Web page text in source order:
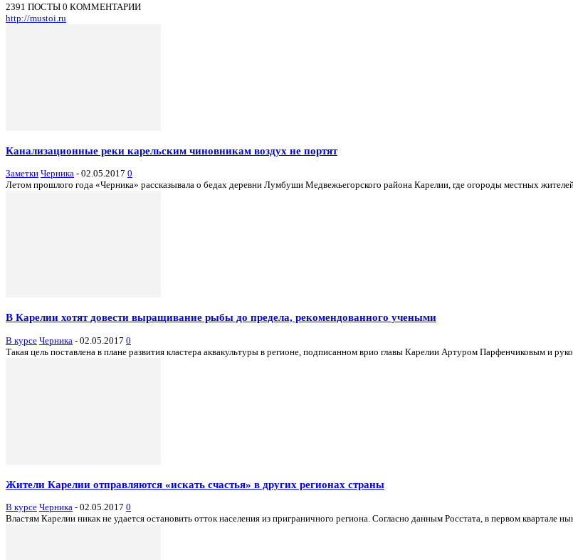
2391 ПОСТЫ 0 КОММЕНТАРИИ
http://mustoi.ru
Канализационные реки карельским чиновникам воздух не портят
Заметки Черника - 02.05.2017 0
Летом прошлого года «Черника» рассказывала о бедах деревни Лумбуши Медвежьегорского района Карелии, где огороды местных
В Карелии хотят довести выращивание рыбы до предела, рекомендованного учеными
В курсе Черника - 02.05.2017 0
Такая цель поставлена в плане развития кластера аквакультуры в регионе, подписанном врио главы Карелии Артуром Парфенчиковым и
Жители Карелии отправляются «искать счастья» в других регионах страны
В курсе Черника - 02.05.2017 0
Властям Карелии никак не удается остановить отток населения из приграничного региона. Согласно данным Росстата, в первом квартале